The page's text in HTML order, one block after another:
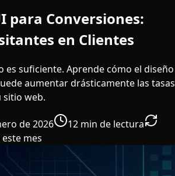
para Conversiones:
en Clientes
es suficiente. Aprende cómo el diseño
aumentar drásticamente las tasas
sitio web.
de 2026
12 min de lectura
mes